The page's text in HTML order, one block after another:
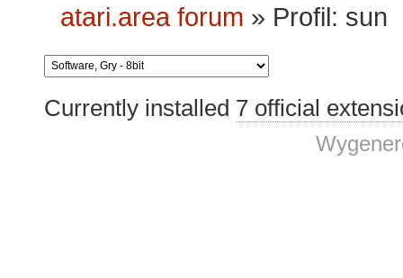
atari.area forum » Profil: sun
Currently installed 7 official